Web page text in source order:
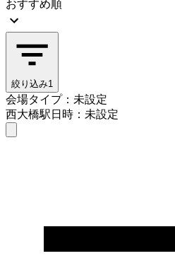
おすすめ順
絞り込み1
会場タイプ：未設定
西大橋駅日時：未設定